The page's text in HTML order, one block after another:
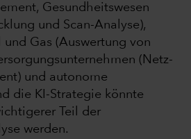
Gesundheitswesen
und Scan-Analyse),
und Gas (Auswertung von
(Netz-
und autonome
die KI-Strategie könnte
Teil der
werden.